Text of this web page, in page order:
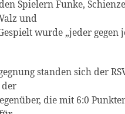
Spielern Funke,
und
wurde „jeder gegen
standen sich der
die mit 6:0